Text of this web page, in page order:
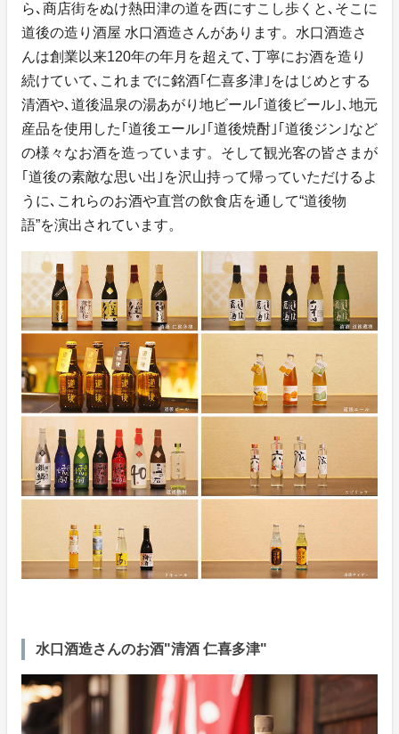
ら､商店街をぬけ熱田津の道を西にすこし歩くと､そこに
道後の造り酒屋 水口酒造さんがあります。水口酒造さ
んは創業以来120年の年月を超えて､丁寧にお酒を造り
続けていて､これまでに銘酒｢仁喜多津｣をはじめとする
清酒や､道後温泉の湯あがり地ビール｢道後ビール｣､地元
産品を使用した｢道後エール｣｢道後焼酎｣｢道後ジン｣など
の様々なお酒を造っています。そして観光客の皆さまが
｢道後の素敵な思い出｣を沢山持って帰っていただけるよ
うに､これらのお酒や直営の飲食店を通して“道後物
語”を演出されています。
水口酒造さんのお酒"清酒 仁喜多津"